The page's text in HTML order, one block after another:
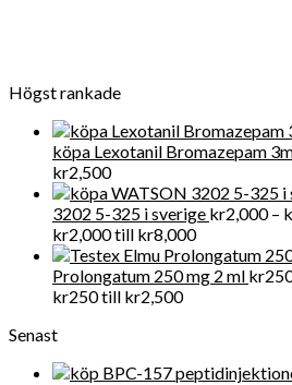
Högst rankade
köpa Lexotanil Bromazepam
kr2,500
3202 5-325 i sverige kr2,000 –
kr2,000 till kr8,000
Prolongatum 250 mg 2 ml kr
kr250 till kr2,500
Senast